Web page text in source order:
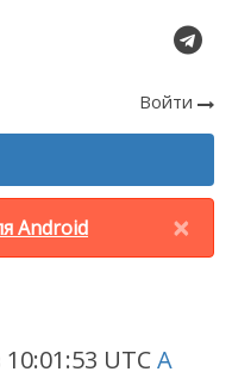
Войти
×
Android
UTCA